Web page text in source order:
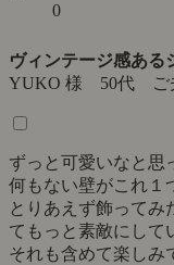
0
ヴィンテージ感ある
YUKO 様 50代 ご
ずっと可愛いなと思
何もない壁がこれ１
とりあえず飾って
てもっと素敵にして
それも含めて楽しみ